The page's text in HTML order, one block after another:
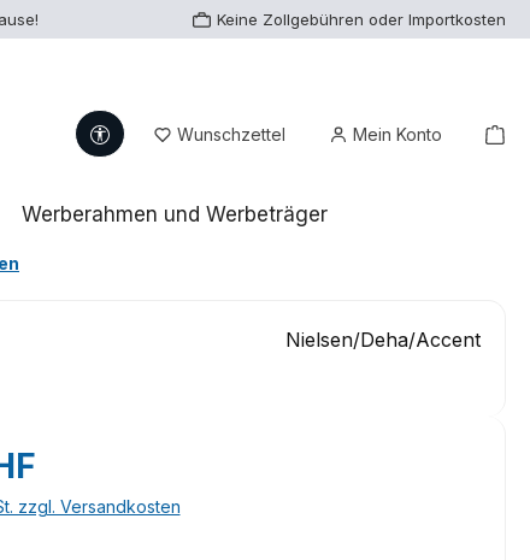
Keine Zollgebühren oder Importkosten
Werkzeugleiste anzeigen
Wunschzettel Du hast 0 Produkte auf dem
Mein Konto
Werberahmen und Werbeträger
Nielsen/Deha/Accent
zzgl. Versandkosten